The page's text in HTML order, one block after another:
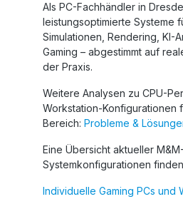
Als PC-Fachhändler in
leistungsoptimierte Systeme
Simulationen, Rendering, KI-
Gaming – abgestimmt auf
der Praxis.
Weitere Analysen zu CPU-
Workstation-Konfigurationen
Bereich: Probleme &
Eine Übersicht aktueller M&M-
Systemkonfigurationen
Individuelle Gaming PCs und